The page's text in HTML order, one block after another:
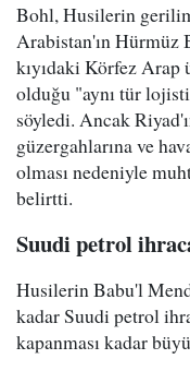
Bohl, Husilerin
Arabistan'ın Hürmüz
kıyıdaki Körfez Arap
olduğu "aynı tür
söyledi. Ancak
güzergahlarına ve
olması nedeniyle
belirtti.
Suudi petrol
Husilerin Babu'l
kadar Suudi petrol
kapanması kadar